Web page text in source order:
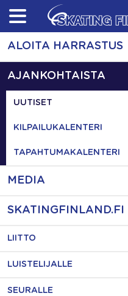
Skip
content
ALOITA HARRASTUS
AJANKOHTAISTA
UUTISET
KILPAILUKALENTERI
TAPAHTUMAKALENTERI
MEDIA
SKATINGFINLAND.FI
LIITTO
LUISTELIJALLE
SEURALLE